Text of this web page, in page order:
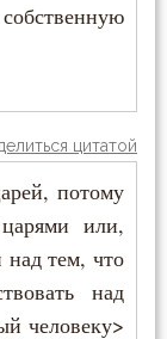
цитатой
потому
или,
над тем, что
над
человеку>